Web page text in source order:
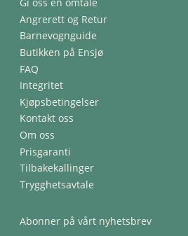
Angrerett og Retur
Barnevognguide
Butikken på Ensjø
FAQ
Integritet
Kjøpsbetingelser
Kontakt oss
Om oss
Prisgaranti
Tilbakekallinger
Trygghetsavtale
Abonner på vårt nyhetsbrev